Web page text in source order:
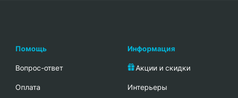
Помощь
Вопрос-ответ
Oплата
Информация
Акции и скидки
Интерьеры